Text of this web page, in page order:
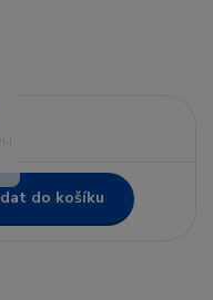
do košíku